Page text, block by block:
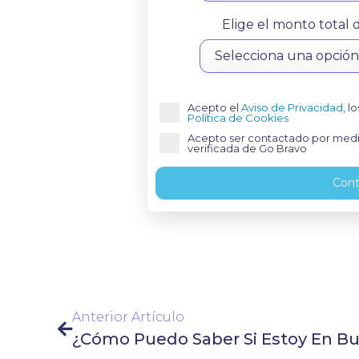
Elige el monto total
Acepto el Aviso de Privacidad ,
Política de Cookies
Acepto ser contactado por
verificada de Go Bravo
Anterior Artículo